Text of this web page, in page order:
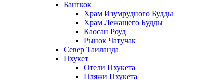
Бангкок
Храм Изумрудного Будды
Храм Лежащего Будды
Каосан Роуд
Рынок Чатучак
Север Таиланда
Пхукет
Отели Пхукета
Пляжи Пхукета